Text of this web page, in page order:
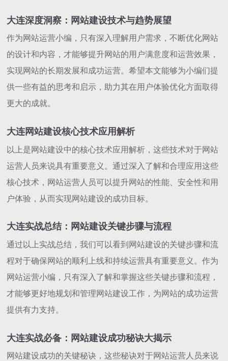
大连深度洞察：网站建设技术与趋势展望
作为网站运营小编，只有深入理解用户需求，不断优化网站
的设计和内容，才能够提升网站的用户满意度和运营效果，
实现网站的长期发展和成功运营。希望本文能够为小编们提
供一些有益的思考和启示，助力其在用户体验优化方面取得
更大的成就。
大连网站建设核心技术应用解析
以上是网站建设中的核心技术应用解析，这些技术对于网站
运营人员来说具有重要意义。通过深入了解和合理应用这些
核心技术，网站运营人员可以提升网站的性能、安全性和用
户体验，从而实现网站建设的成功目标。
大连实战总结：网站建设关键步骤与流程
通过以上实战总结，我们可以看到网站建设的关键步骤和流
程对于确保网站的顺利上线和持续运营具有重要意义。作为
网站运营小编，只有深入了解和掌握这些关键步骤和流程，
才能够更好地规划和管理网站建设工作，为网站的成功运营
提供有力支持。
大连实战必备：网站建设成功秘诀大揭示
网站建设成功的关键秘诀，这些秘诀对于网站运营人员来说